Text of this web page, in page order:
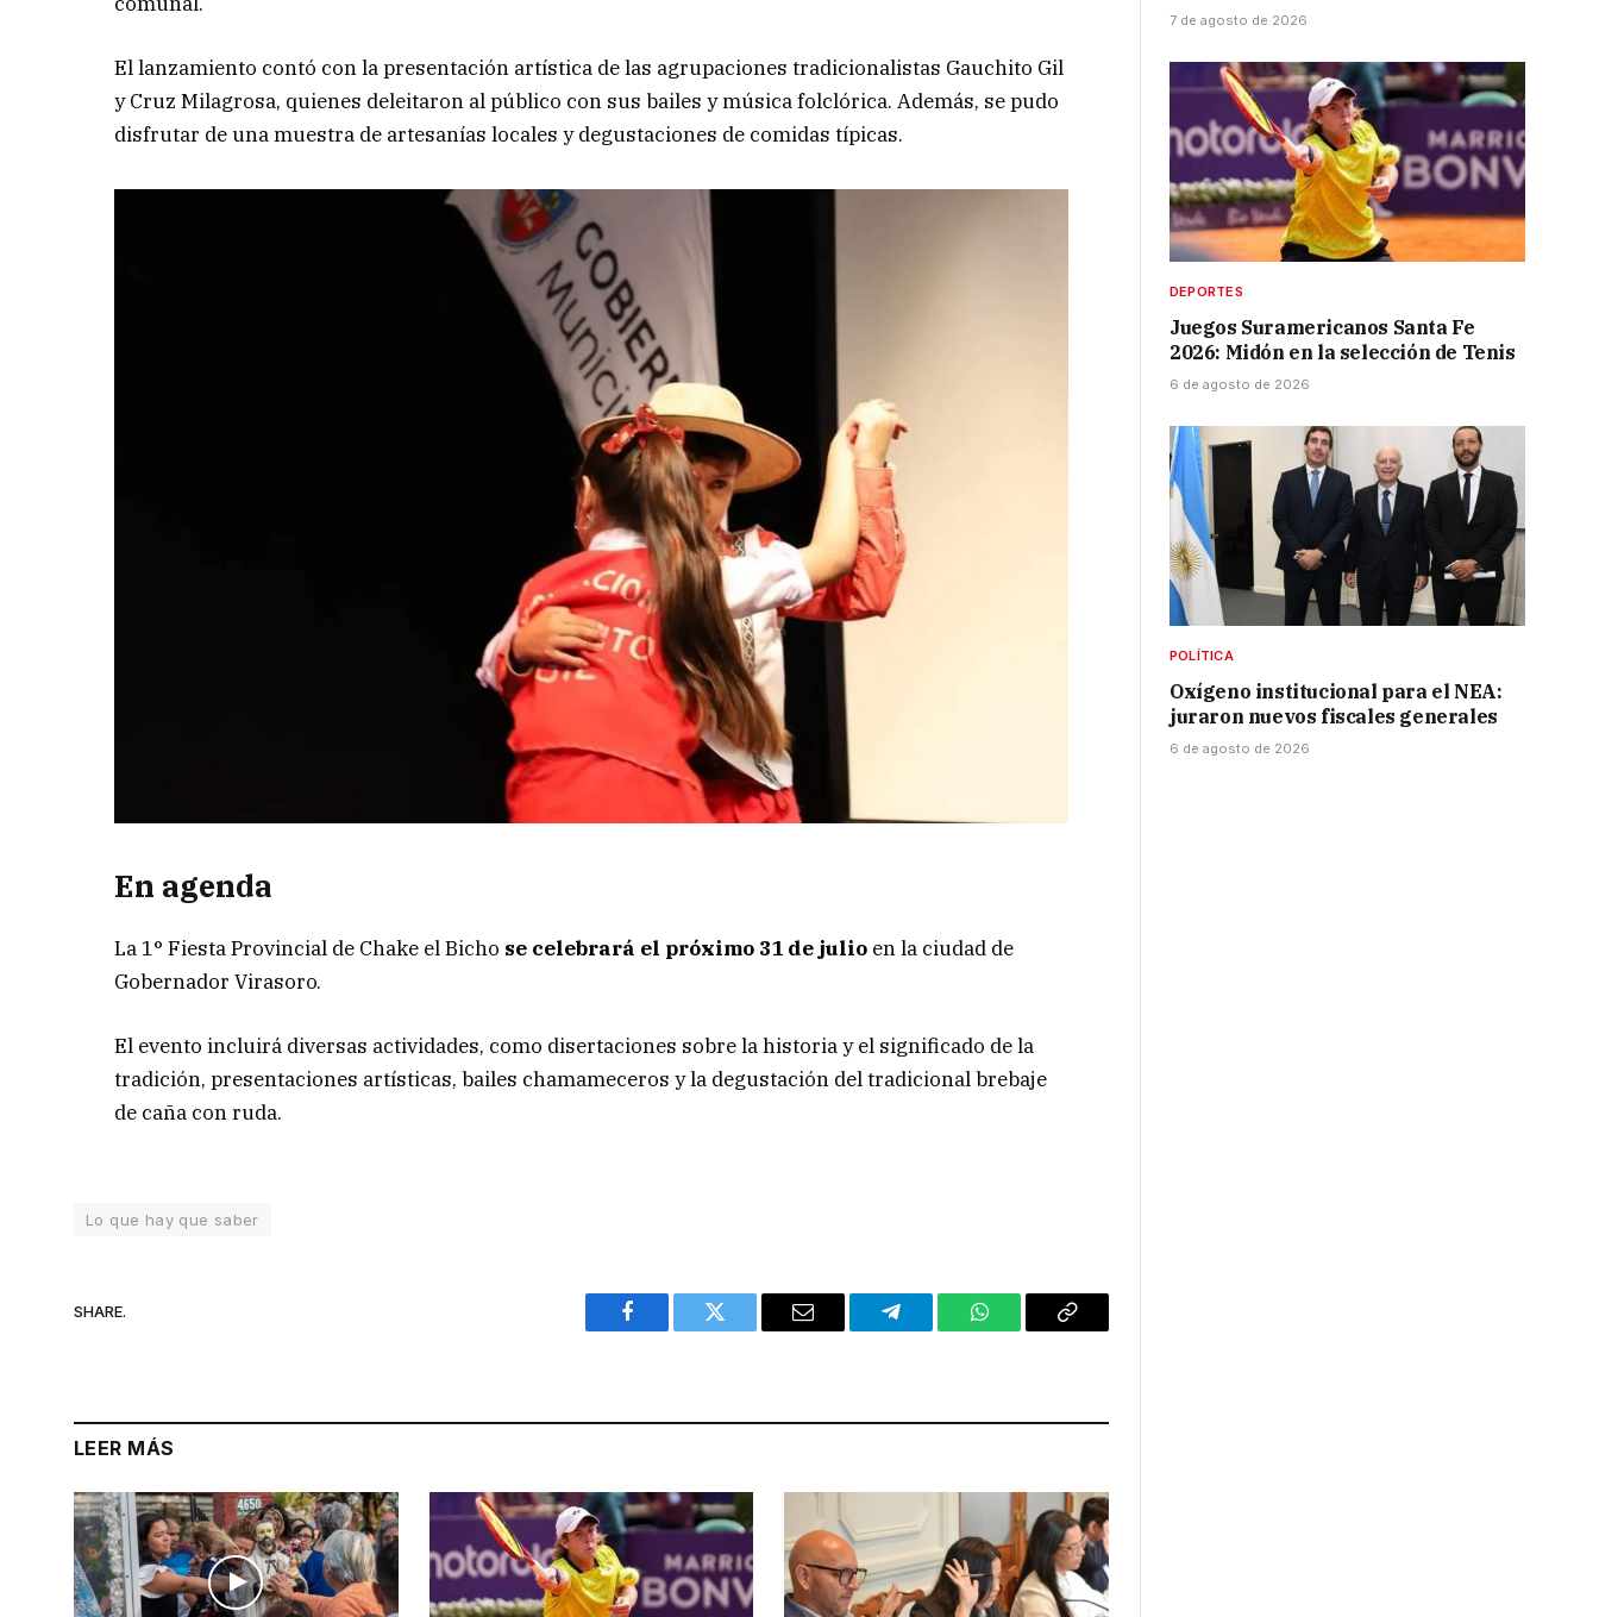
El lanzamiento contó con la presentación artística de las agrupaciones tradicionalistas Gauchito Gil
y Cruz Milagrosa, quienes deleitaron al público con sus bailes y música folclórica. Además, se pudo
disfrutar de una muestra de artesanías locales y degustaciones de comidas típicas.
En agenda
La 1° Fiesta Provincial de Chake el Bicho se celebrará el próximo 31 de julio en la ciudad de
Gobernador Virasoro.
El evento incluirá diversas actividades, como disertaciones sobre la historia y el significado de la
tradición, presentaciones artísticas, bailes chamameceros y la degustación del tradicional brebaje
de caña con ruda.
Lo que hay que saber
SHARE.
Facebook Twitter Email Telegram WhatsAppCopy
LEER MÁS
7 de agosto de 2026
DEPORTES
Juegos Suramericanos Santa Fe
2026: Midón en la selección de Tenis
6 de agosto de 2026
POLÍTICA
Oxígeno institucional para el NEA:
juraron nuevos fiscales generales
6 de agosto de 2026